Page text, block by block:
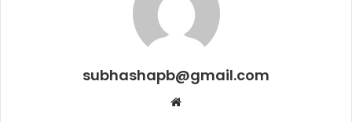
subhashapb@gmail.com
Website